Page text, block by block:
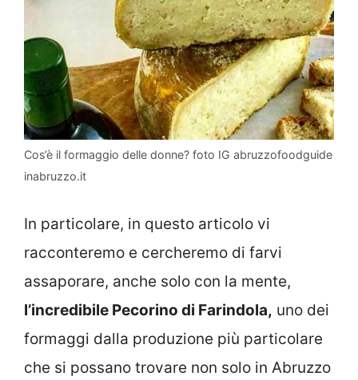
Cos’è il formaggio delle donne? foto IG abruzzofoodguide
inabruzzo.it
In particolare, in questo articolo vi
racconteremo e cercheremo di farvi
assaporare, anche solo con la mente,
l’incredibile Pecorino di Farindola, uno dei
formaggi dalla produzione più particolare
che si possano trovare non solo in Abruzzo